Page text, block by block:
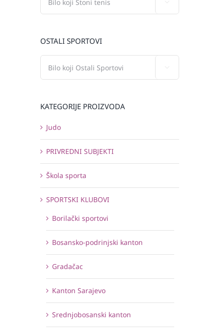
OSTALI SPORTOVI
KATEGORIJE PROIZVODA
Judo
PRIVREDNI SUBJEKTI
Škola sporta
SPORTSKI KLUBOVI
Borilački sportovi
Bosansko-podrinjski kanton
Gradačac
Kanton Sarajevo
Srednjobosanski kanton